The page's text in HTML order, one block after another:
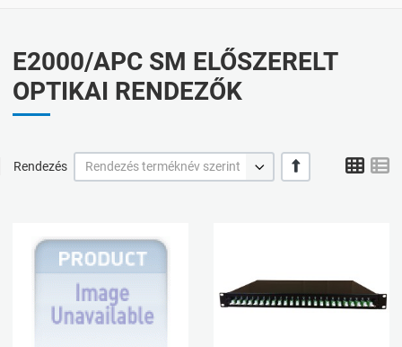
E2000/APC SM ELŐSZERELT
OPTIKAI RENDEZŐK
Rendezés Rendezés terméknév szerint +/- Grid
Összehasonlításhoz adom